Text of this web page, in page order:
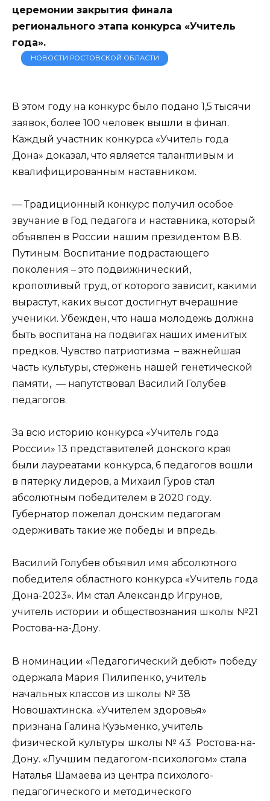
церемонии закрытия финала
регионального этапа конкурса «Учитель
года».
НОВОСТИ РОСТОВСКОЙ ОБЛАСТИ
В этом году на конкурс было подано 1,5 тысячи
заявок, более 100 человек вышли в финал.
Каждый участник конкурса «Учитель года
Дона» доказал, что является талантливым и
квалифицированным наставником.
— Традиционный конкурс получил особое
звучание в Год педагога и наставника, который
объявлен в России нашим президентом В.В.
Путиным. Воспитание подрастающего
поколения – это подвижнический,
кропотливый труд, от которого зависит, какими
вырастут, каких высот достигнут вчерашние
ученики. Убежден, что наша молодежь должна
быть воспитана на подвигах наших именитых
предков. Чувство патриотизма – важнейшая
часть культуры, стержень нашей генетической
памяти, — напутствовал Василий Голубев
педагогов.
За всю историю конкурса «Учитель года
России» 13 представителей донского края
были лауреатами конкурса, 6 педагогов вошли
в пятерку лидеров, а Михаил Гуров стал
абсолютным победителем в 2020 году.
Губернатор пожелал донским педагогам
одерживать такие же победы и впредь.
Василий Голубев объявил имя абсолютного
победителя областного конкурса «Учитель года
Дона-2023». Им стал Александр Игрунов,
учитель истории и обществознания школы №21
Ростова-на-Дону.
В номинации «Педагогический дебют» победу
одержала Мария Пилипенко, учитель
начальных классов из школы № 38
Новошахтинска. «Учителем здоровья»
признана Галина Кузьменко, учитель
физической культуры школы № 43 Ростова-на-
Дону. «Лучшим педагогом-психологом» стала
Наталья Шамаева из центра психолого-
педагогического и методического